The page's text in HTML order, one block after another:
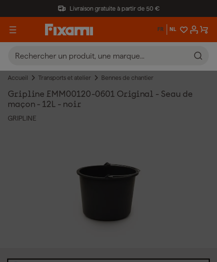
Livraison gratuite à partir de 50 €
FR NL
Accueil Transports et atelier Bennes de chantier
Gripline EMM00120-0601 Original - Seau de
maçon - 12L - noir
GRIPLINE